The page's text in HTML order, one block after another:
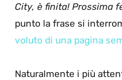
City, è finita! Prossima
punto la frase si
voluto di una pagina
Naturalmente i più